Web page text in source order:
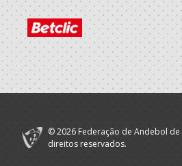
© 2026 Federação de Andebol
direitos reservados.